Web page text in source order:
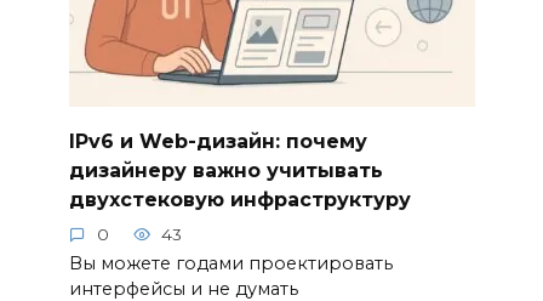
IPv6 и Web-дизайн: почему
дизайнеру важно учитывать
двухстековую инфраструктуру
0 43
Вы можете годами проектировать
интерфейсы и не думать